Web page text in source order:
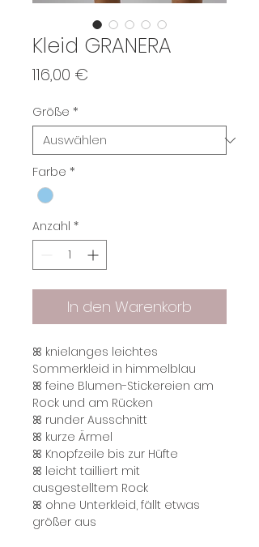
Kleid GRANERA
116,00 €
Größe *
Farbe *
Anzahl *
In den Warenkorb
ꕤ ​​​​​​knielanges leichtes
Sommerkleid in himmelblau
ꕤ feine Blumen-Stickereien am
Rock und am Rücken
ꕤ runder Ausschnitt
ꕤ kurze Ärmel
ꕤ Knopfzeile bis zur Hüfte
ꕤ leicht tailliert mit
ausgestelltem Rock
ꕤ ohne Unterkleid, fällt etwas
größer aus